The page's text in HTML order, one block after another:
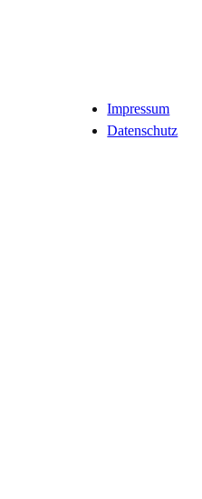
Impressum
Datenschutz